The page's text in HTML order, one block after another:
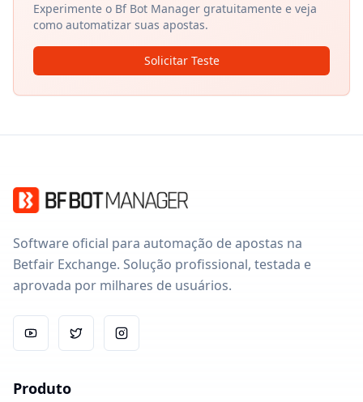
Experimente o Bf Bot Manager gratuitamente e veja
como automatizar suas apostas.
Solicitar Teste
Software oficial para automação de apostas na
Betfair Exchange. Solução profissional, testada e
aprovada por milhares de usuários.
Produto